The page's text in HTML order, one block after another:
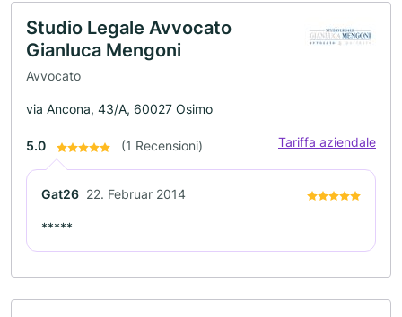
Studio Legale Avvocato
Gianluca Mengoni
Avvocato
via Ancona, 43/A, 60027 Osimo
5.0 (1 Recensioni) Tariffa aziendale
Gat26 22. Februar 2014
*****